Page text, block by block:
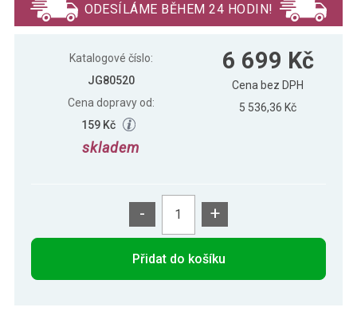
ODESÍLÁME BĚHEM 24 HODIN!
Katalogové číslo:
JG80520
Cena dopravy od:
159 Kč
skladem
6 699 Kč
Cena bez DPH
5 536,36 Kč
- +
Přidat do košíku